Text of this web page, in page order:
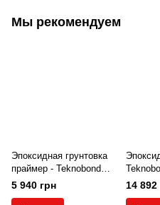
Мы рекомендуем
Эпоксидная грунтовка
праймер - Teknobond
300 5 кг.
5 940 грн 14 892